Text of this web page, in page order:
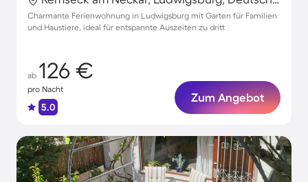
Charmante Ferienwohnung in Ludwigsburg mit Garten für Familien
und Haustiere, ideal für entspannte Auszeiten zu dritt
ab 126 €
pro Nacht
5.0
Zum Angebot